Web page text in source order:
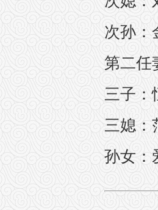
次孙：
第二任
三子：
三媳：
孙女：